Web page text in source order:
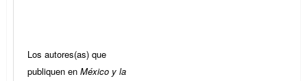
Los autores(as) que
publiquen en México y la